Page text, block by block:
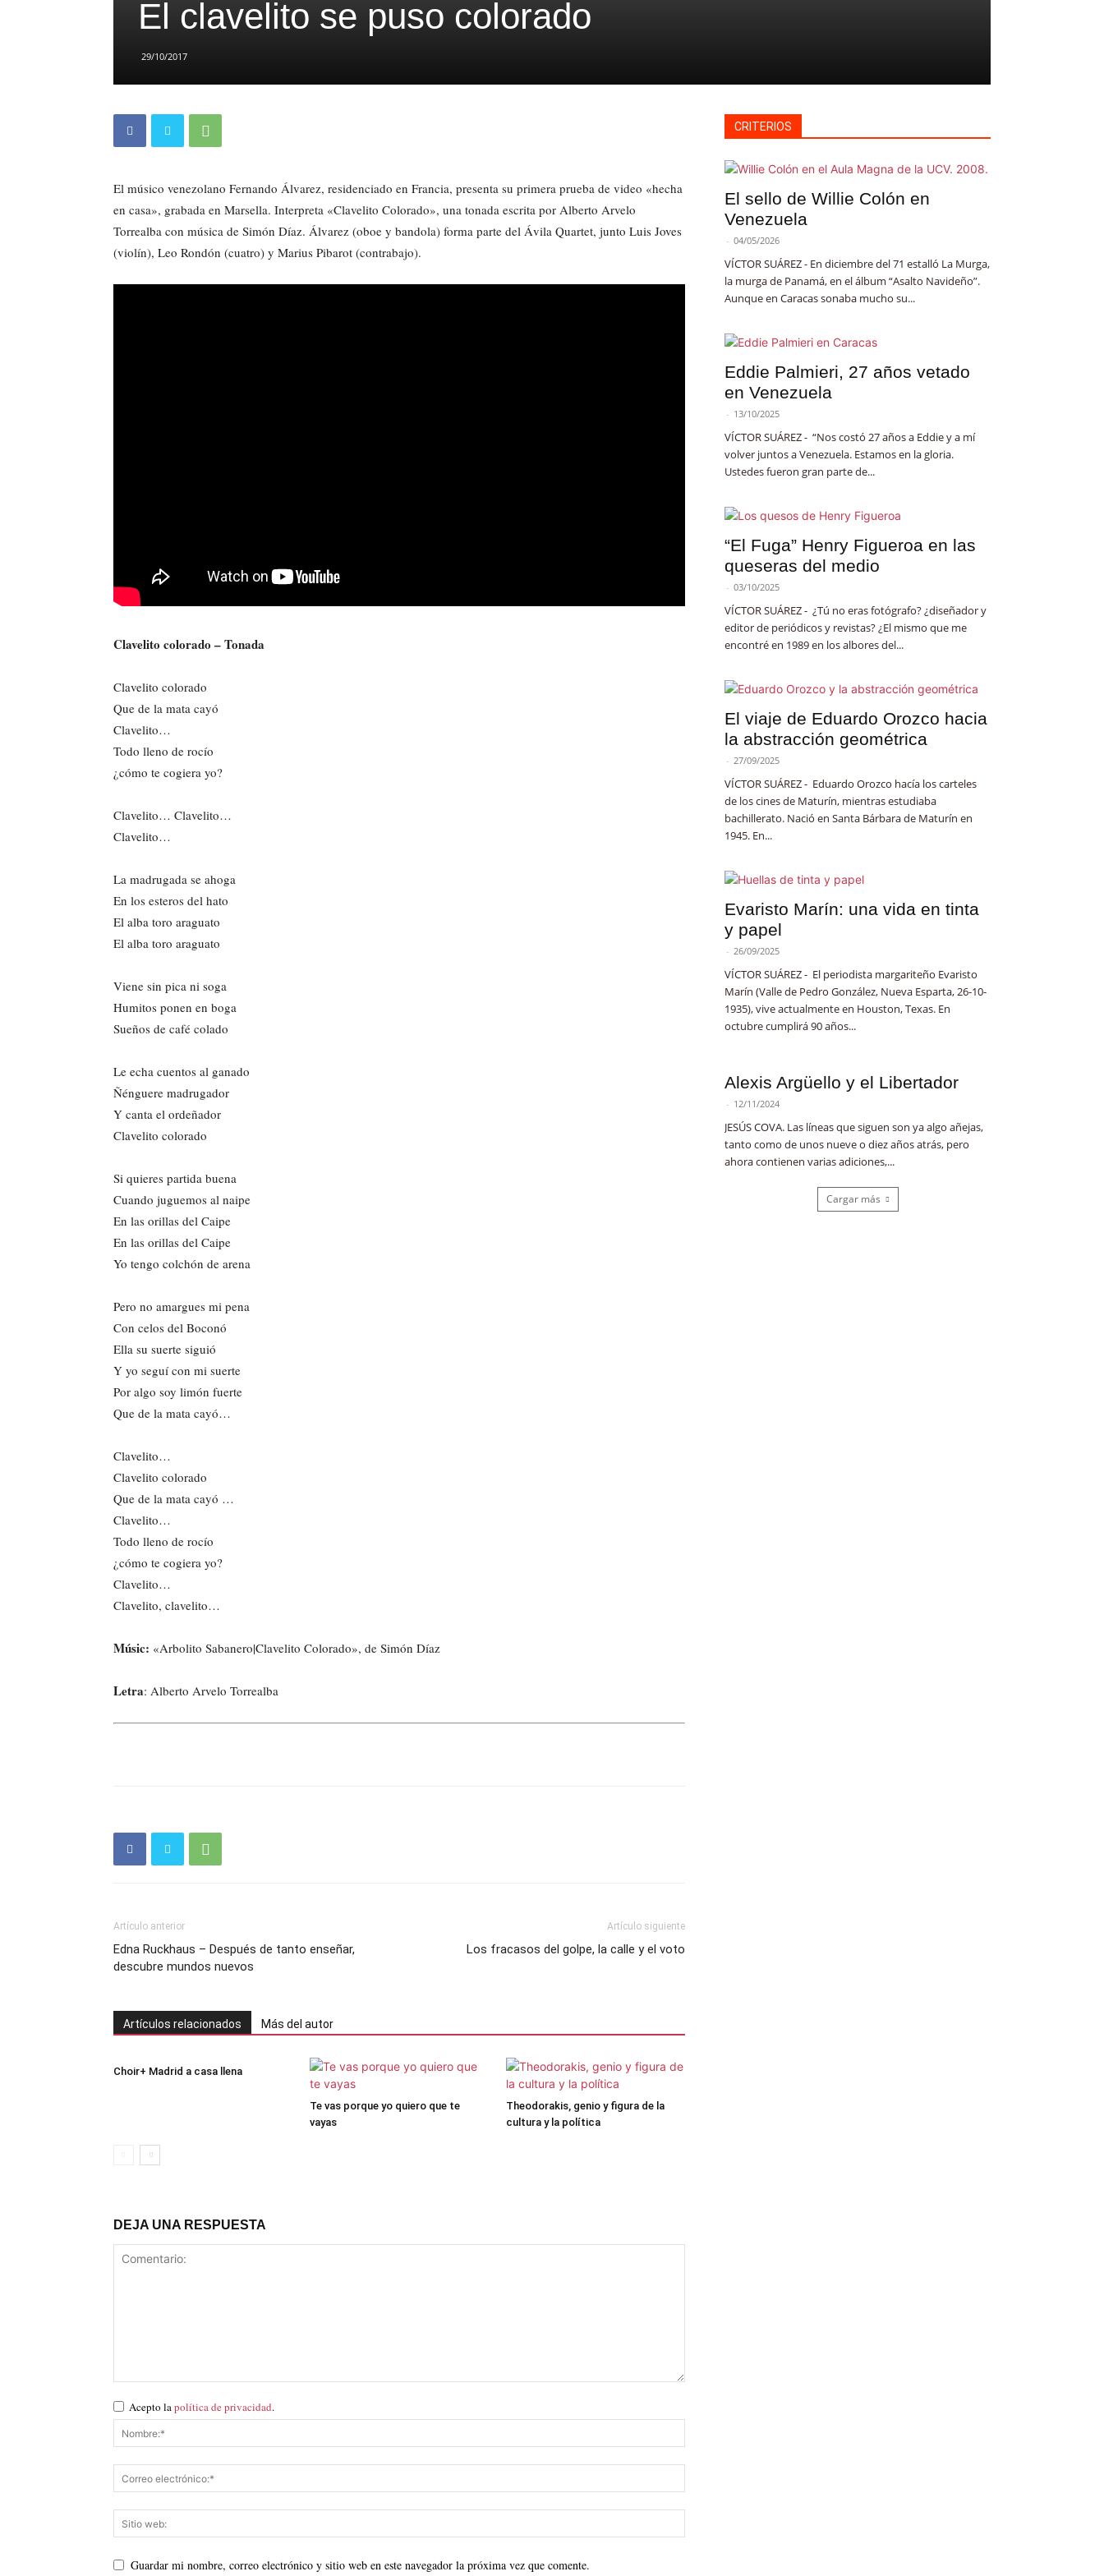
El clavelito se puso colorado
29/10/2017
El músico venezolano Fernando Álvarez, residenciado en Francia, presenta su primera prueba de video «hecha
en casa», grabada en Marsella. Interpreta «Clavelito Colorado», una tonada escrita por Alberto Arvelo
Torrealba con música de Simón Díaz. Álvarez (oboe y bandola) forma parte del Ávila Quartet, junto Luis Joves
(violín), Leo Rondón (cuatro) y Marius Pibarot (contrabajo).
Clavelito colorado – Tonada
Clavelito colorado
Que de la mata cayó
Clavelito…
Todo lleno de rocío
¿cómo te cogiera yo?
Clavelito… Clavelito…
Clavelito…
La madrugada se ahoga
En los esteros del hato
El alba toro araguato
El alba toro araguato
Viene sin pica ni soga
Humitos ponen en boga
Sueños de café colado
Le echa cuentos al ganado
Ñénguere madrugador
Y canta el ordeñador
Clavelito colorado
Si quieres partida buena
Cuando juguemos al naipe
En las orillas del Caipe
En las orillas del Caipe
Yo tengo colchón de arena
Pero no amargues mi pena
Con celos del Boconó
Ella su suerte siguió
Y yo seguí con mi suerte
Por algo soy limón fuerte
Que de la mata cayó…
Clavelito…
Clavelito colorado
Que de la mata cayó …
Clavelito…
Todo lleno de rocío
¿cómo te cogiera yo?
Clavelito…
Clavelito, clavelito…
Músic: «Arbolito Sabanero|Clavelito Colorado», de Simón Díaz
Letra: Alberto Arvelo Torrealba
Artículo anterior
Edna Ruckhaus – Después de tanto enseñar,
descubre mundos nuevos
Artículo siguiente
Los fracasos del golpe, la calle y el voto
Artículos relacionados Más del autor
Choir+ Madrid a casa llena
Te vas porque yo quiero que te
vayas
Theodorakis, genio y figura de la
cultura y la política
DEJA UNA RESPUESTA
Acepto lapolítica de privacidad.
Guardar mi nombre, correo electrónico y sitio web en este navegador la próxima vez que comente.
CRITERIOS
El sello de Willie Colón en
Venezuela
- 04/05/2026
VÍCTOR SUÁREZ - En diciembre del 71 estalló La Murga,
la murga de Panamá, en el álbum “Asalto Navideño”.
Aunque en Caracas sonaba mucho su...
Eddie Palmieri, 27 años vetado
en Venezuela
- 13/10/2025
VÍCTOR SUÁREZ - “Nos costó 27 años a Eddie y a mí
volver juntos a Venezuela. Estamos en la gloria.
Ustedes fueron gran parte de...
“El Fuga” Henry Figueroa en las
queseras del medio
- 03/10/2025
VÍCTOR SUÁREZ - ¿Tú no eras fotógrafo? ¿diseñador y
editor de periódicos y revistas? ¿El mismo que me
encontré en 1989 en los albores del...
El viaje de Eduardo Orozco hacia
la abstracción geométrica
- 27/09/2025
VÍCTOR SUÁREZ - Eduardo Orozco hacía los carteles
de los cines de Maturín, mientras estudiaba
bachillerato. Nació en Santa Bárbara de Maturín en
1945. En...
Evaristo Marín: una vida en tinta
y papel
- 26/09/2025
VÍCTOR SUÁREZ - El periodista margariteño Evaristo
Marín (Valle de Pedro González, Nueva Esparta, 26-10-
1935), vive actualmente en Houston, Texas. En
octubre cumplirá 90 años...
Alexis Argüello y el Libertador
- 12/11/2024
JESÚS COVA. Las líneas que siguen son ya algo añejas,
tanto como de unos nueve o diez años atrás, pero
ahora contienen varias adiciones,...
Cargar más